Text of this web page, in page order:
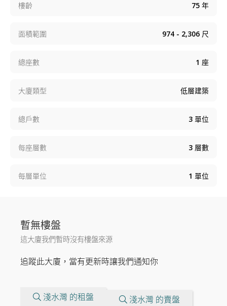
樓齡 75 年
面積範圍 974 - 2,306 尺
總座數 1 座
大廈類型 低層建築
總戶數 3 單位
每座層數 3 層數
每層單位 1 單位
暫無樓盤
這大廈我們暫時沒有樓盤來源
追蹤此大廈，當有更新時讓我們通知你
淺水灣 的租盤 淺水灣 的賣盤